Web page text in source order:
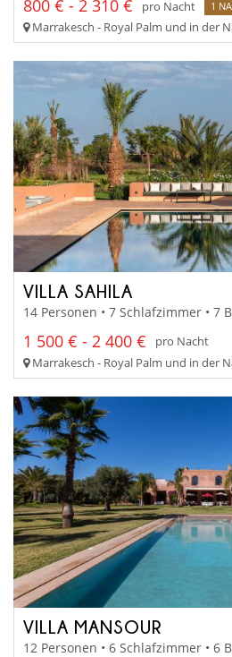
800 € - 2 310 € pro Nacht 1
Marrakesch - Royal Palm und in der
VILLA SAHILA
14 Personen • 7 Schlafzimmer • 7
1 500 € - 2 400 €
pro Nacht
Marrakesch - Royal Palm und in der
VILLA MANSOUR
12 Personen • 6 Schlafzimmer • 6